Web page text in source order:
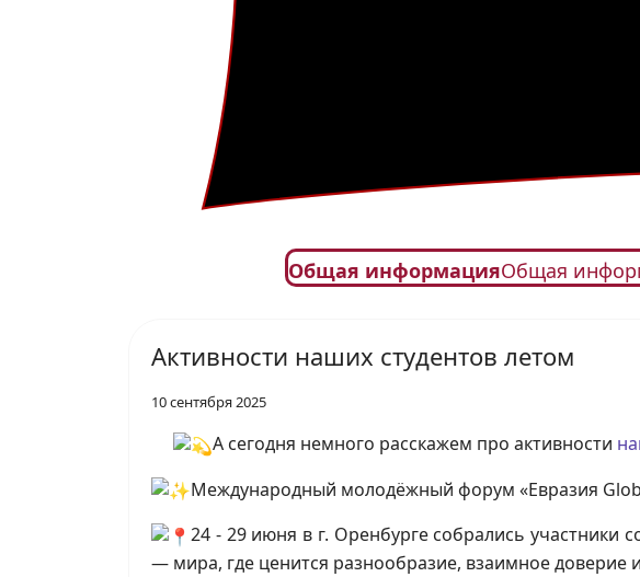
Общая информацияОбщая
Активности наших студентов летом
10 сентября 2025
А сегодня немного расскажем про активности
Международный молодёжный форум «Евразия
24 - 29 июня в г. Оренбурге собрались участники
— мира, где ценится разнообразие, взаимное доверие